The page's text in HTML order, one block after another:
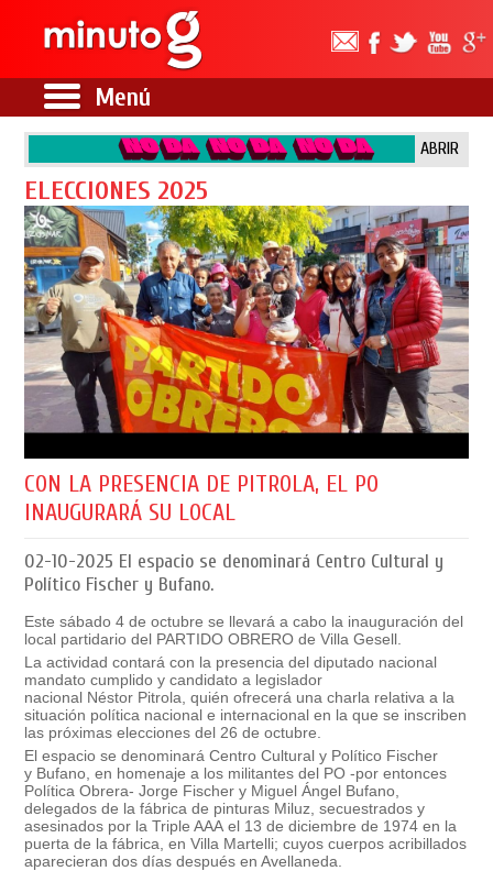
Menú
ABRIR
ELECCIONES 2025
CON LA PRESENCIA DE PITROLA, EL PO
INAUGURARÁ SU LOCAL
02-10-2025 El espacio se denominará Centro Cultural y
Político Fischer y Bufano.
Este sábado 4 de octubre se llevará a cabo la inauguración del
local partidario del PARTIDO OBRERO deVilla Gesell
La actividad contará con la presencia del diputado nacional
mandato cumplido y candidato a legislador
nacional Néstor Pitrola , quién ofrecerá una charla relativa a la
situación política nacional e internacional en la que se inscriben
las próximas elecciones del 26 de octubre.
El espacio se denominaráCentro Cultural y Político Fischer
y Bufano , en homenaje a los militantes del PO -por entonces
Política Obrera-Jorge Fischer y Miguel Ángel Bufano
delegados de la fábrica de pinturas Miluz , secuestrados y
asesinados por la Triple AAA el 13 de diciembre de 1974 en la
puerta de la fábrica, en Villa Martelli; cuyos cuerpos acribillados
aparecieran dos días después en Avellaneda.